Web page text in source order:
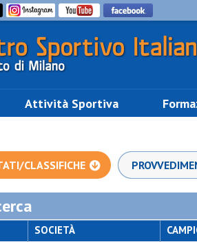
Attività Sportiva
CLASSIFICHE
SOCIETÀ